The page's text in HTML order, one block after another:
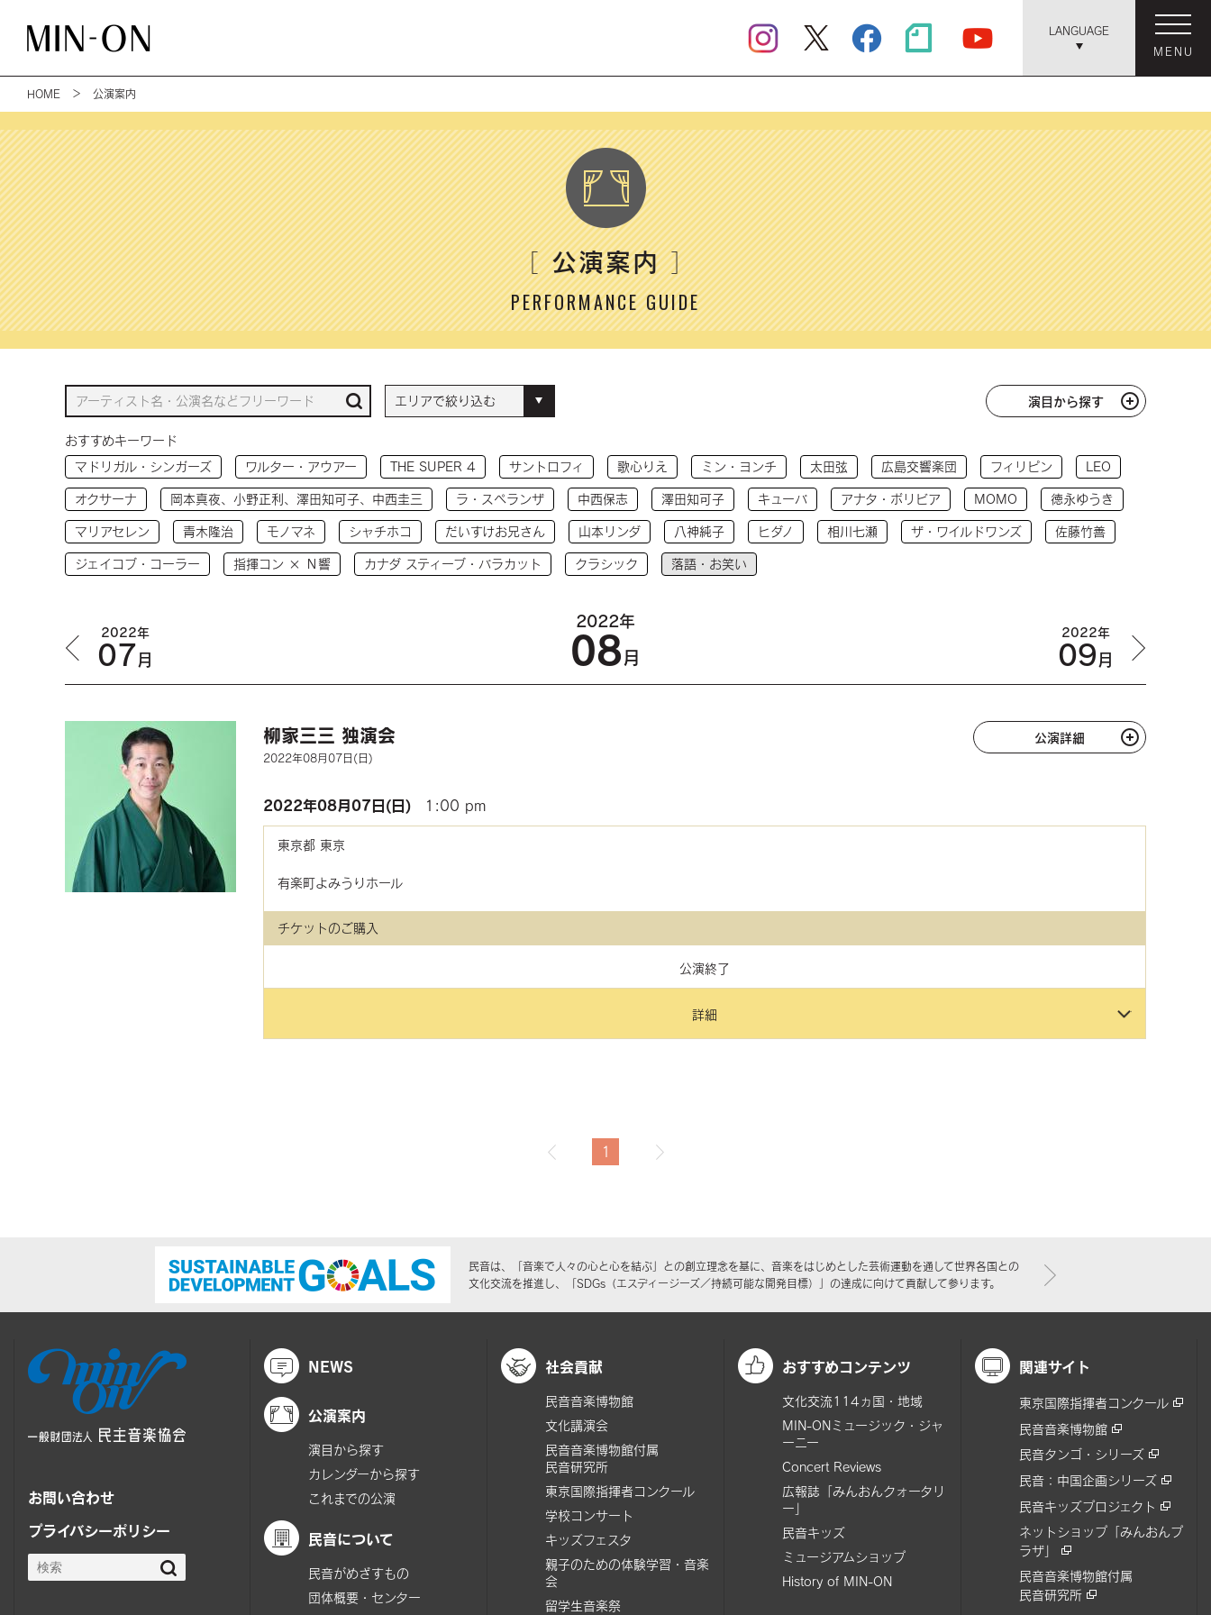
LANGUAGE
MENU
HOME ＞ 公演案内
［公演案内］
PERFORMANCE GUIDE
演目から探す
おすすめキーワード
マドリガル・シンガーズ
ワルター・アウアー THE SUPER 4 サントロフィ 歌心りえ ミン・ヨンチ 太田弦 広島交響楽団 フィリピン LEO
オクサーナ 岡本真夜、小野正利、澤田知可子、中西圭三 ラ・スペランザ 中西保志 澤田知可子 キューバ アナタ・ボリビア MOMO 徳永ゆうき
マリアセレン 青木隆治 モノマネ シャチホコ だいすけお兄さん 山本リンダ 八神純子 ヒダノ 相川七瀬 ザ・ワイルドワンズ 佐藤竹善
ジェイコブ・コーラー 指揮コン × Ｎ響 カナダ スティーブ・バラカット クラシック 落語・お笑い
2022年
07月
2022年
08月
2022年
09月
柳家三三 独演会
2022年08月07日(日)
公演詳細
2022年08月07日(日) 1:00 pm
東京都 東京
有楽町よみうりホール
チケットのご購入
公演終了
詳細
1
民音は、「音楽で人々の心と心を結ぶ」との創立理念を基に、音楽をはじめとした芸術運動を通して世界各国との
文化交流を推進し、「SDGs（エスディージーズ／持続可能な開発目標）」の達成に向けて貢献して参ります。
お問い合わせ
プライバシーポリシー
NEWS
公演案内
演目から探す
カレンダーから探す
これまでの公演
民音について
民音がめざすもの
団体概要・センター
社会貢献
民音音楽博物館
文化講演会
民音音楽博物館付属
民音研究所
東京国際指揮者コンクール
学校コンサート
キッズフェスタ
親子のための体験学習・音楽
会
留学生音楽祭
おすすめコンテンツ
文化交流114ヵ国・地域
MIN-ONミュージック・ジャ
ーニー
Concert Reviews
広報誌「みんおんクォータリ
ー」
民音キッズ
ミュージアムショップ
History of MIN-ON
関連サイト
東京国際指揮者コンクール
民音音楽博物館
民音タンゴ・シリーズ
民音：中国企画シリーズ
民音キッズプロジェクト
ネットショップ「みんおんプ
ラザ」
民音音楽博物館付属
民音研究所